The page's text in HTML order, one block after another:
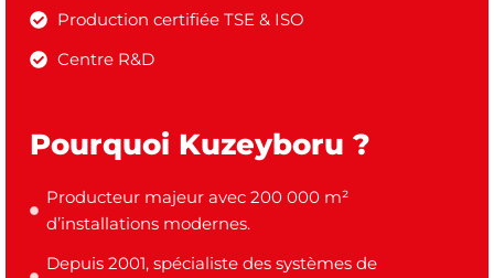
Production certifiée TSE & ISO
Centre R&D
Pourquoi Kuzeyboru ?
Producteur majeur avec 200 000 m²
d’installations modernes.
Depuis 2001, spécialiste des systèmes de